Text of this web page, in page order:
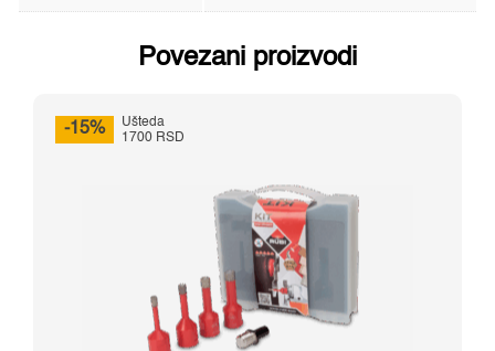
Povezani proizvodi
-15%
Ušteda
1700 RSD